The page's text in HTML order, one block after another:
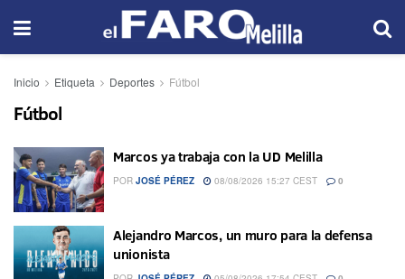
Inicio Etiqueta Deportes Fútbol
Fútbol
Marcos ya trabaja con la UD Melilla
POR JOSÉ PÉREZ 08/08/2026 15:27 CEST 0
Alejandro Marcos, un muro para la defensa
unionista